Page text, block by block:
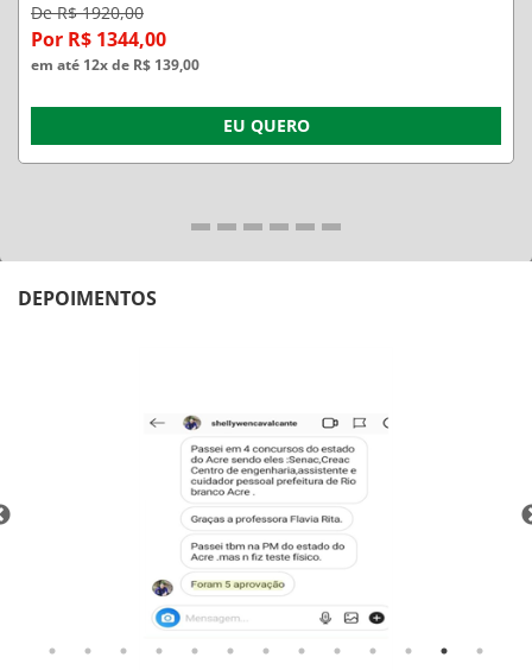
De R$ 1920,00
Por R$ 1344,00
em até 12x de R$ 139,00
EU QUERO
DEPOIMENTOS